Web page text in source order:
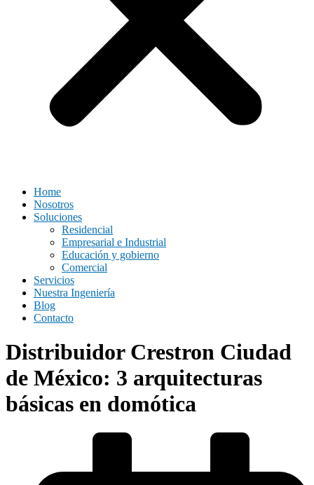
Home
Nosotros
Soluciones
Residencial
Empresarial e Industrial
Educación y gobierno
Comercial
Servicios
Nuestra Ingeniería
Blog
Contacto
Distribuidor Crestron Ciudad
de México: 3 arquitecturas
básicas en domótica